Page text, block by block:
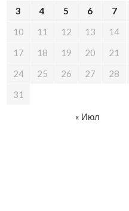
3
4 5 6 7
10
11 12 13 14
17
18 19 20 21
24
25 26 27 28
31
« Июл